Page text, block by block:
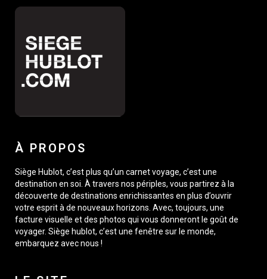
À PROPOS
Siège Hublot, c’est plus qu’un carnet voyage, c’est une
destination en soi. À travers nos périples, vous partirez à la
découverte de destinations enrichissantes en plus d’ouvrir
votre esprit à de nouveaux horizons. Avec, toujours, une
facture visuelle et des photos qui vous donneront le goût de
voyager. Siège hublot, c’est une fenêtre sur le monde,
embarquez avec nous !